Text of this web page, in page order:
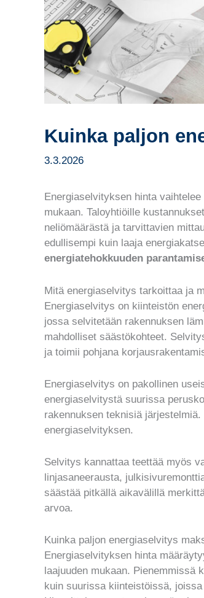
Kuinka paljon
3.3.2026
Energiaselvityksen hinta
mukaan. Taloyhtiöille
neliömäärästä ja tarvittavien
edullisempi kuin laaja
energiatehokkuuden
Mitä energiaselvitys tarkoittaa ja
Energiaselvitys on kiinteistön
jossa selvitetään rakennuksen
mahdolliset säästökohteet.
ja toimii pohjana
Energiaselvitys on pakollinen
energiaselvitystä suurissa
rakennuksen teknisiä
energiaselvityksen.
Selvitys kannattaa teettää myös
linjasaneerausta,
säästää pitkällä aikavälillä
arvoa.
Kuinka paljon energiaselvitys
Energiaselvityksen hinta
laajuuden mukaan. Pienemmissä
kuin suurissa kiinteistöissä,